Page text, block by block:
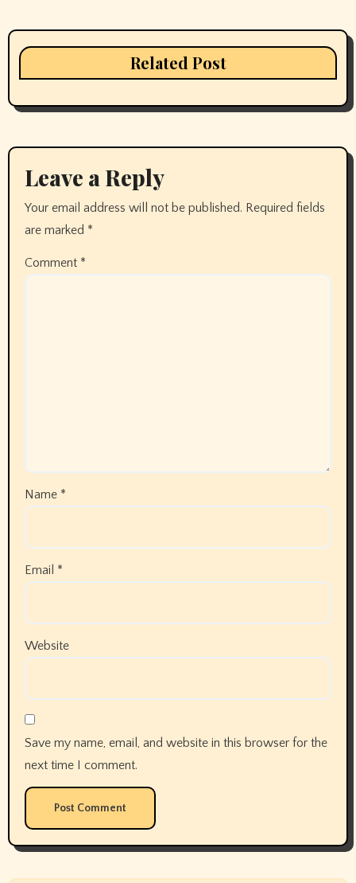
Related Post
Leave a Reply
Your email address will not be published. Required fields
are marked *
Comment *
Name *
Email *
Website
Save my name, email, and website in this browser for the
next time I comment.